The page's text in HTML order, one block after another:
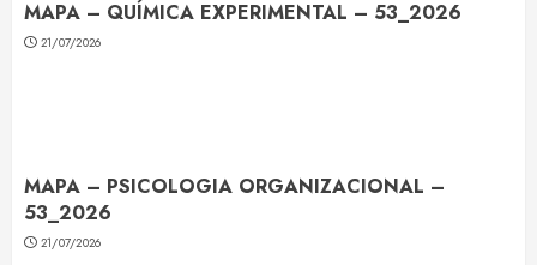
MAPA – QUÍMICA EXPERIMENTAL – 53_2026
21/07/2026
MAPA – PSICOLOGIA ORGANIZACIONAL –
53_2026
21/07/2026